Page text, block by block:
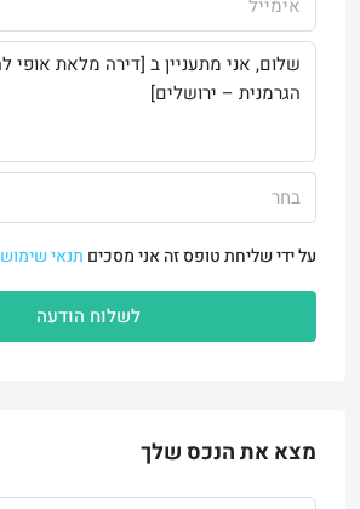
בחר
על ידי שליחת טופס זה אני מסכים תנאי שימוש
לשלוח הודעה
מצא את הנכס שלך